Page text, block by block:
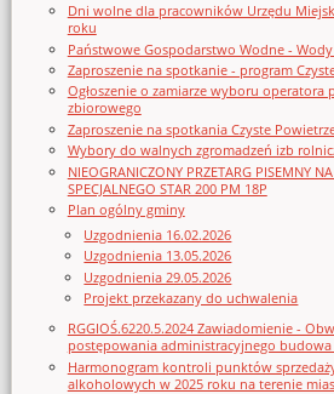
Dni wolne dla pracowników Urzędu
roku
Państwowe Gospodarstwo Wodne -
Zaproszenie na spotkanie - program
Ogłoszenie o zamiarze wyboru operatora
zbiorowego
Zaproszenie na spotkania Czyste
Wybory do walnych zgromadzeń izb
NIEOGRANICZONY PRZETARG PISEMNY
SPECJALNEGO STAR 200 PM 18P
Plan ogólny gminy
Uzgodnienia 16.02.2026
Uzgodnienia 13.05.2026
Uzgodnienia 29.05.2026
Projekt przekazany do uchwalenia
RGGIOŚ.6220.5.2024 Zawiadomienie -
postępowania administracyjnego
Harmonogram kontroli punktów
alkoholowych w 2025 roku na terenie